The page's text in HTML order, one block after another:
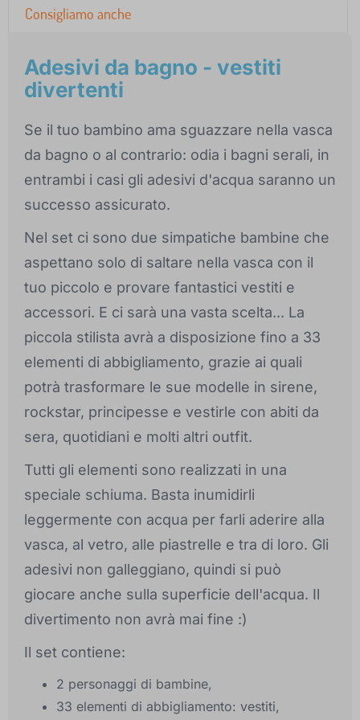
Consigliamo anche
Adesivi da bagno - vestiti
divertenti
Se il tuo bambino ama sguazzare nella vasca
da bagno o al contrario: odia i bagni serali, in
entrambi i casi gli adesivi d'acqua saranno un
successo assicurato.
Nel set ci sono due simpatiche bambine che
aspettano solo di saltare nella vasca con il
tuo piccolo e provare fantastici vestiti e
accessori. E ci sarà una vasta scelta... La
piccola stilista avrà a disposizione fino a 33
elementi di abbigliamento, grazie ai quali
potrà trasformare le sue modelle in sirene,
rockstar, principesse e vestirle con abiti da
sera, quotidiani e molti altri outfit.
Tutti gli elementi sono realizzati in una
speciale schiuma. Basta inumidirli
leggermente con acqua per farli aderire alla
vasca, al vetro, alle piastrelle e tra di loro. Gli
adesivi non galleggiano, quindi si può
giocare anche sulla superficie dell'acqua. Il
divertimento non avrà mai fine :)
Il set contiene:
2 personaggi di bambine,
33 elementi di abbigliamento: vestiti,